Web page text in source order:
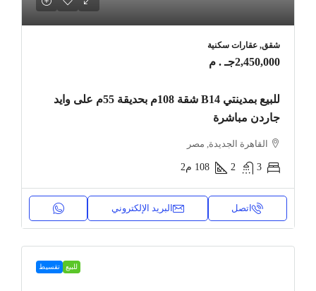
شقق, عقارات سكنية
2,450,000جـ . م
للبيع بمدينتي B14 شقة 108م بحديقة 55م على وايد
جاردن مباشرة
القاهرة الجديدة, مصر
3
2
108 م2
اتصل البريد الإلكتروني
للبيع تقسيط